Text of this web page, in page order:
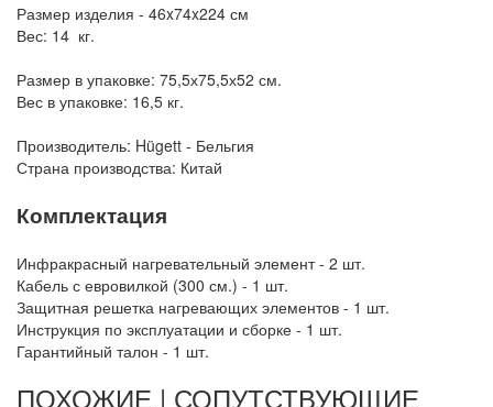
Размер изделия - 46x74x224 см
Вес: 14 кг.
Размер в упаковке: 75,5х75,5х52 см.
Вес в упаковке: 16,5 кг.
Производитель: Hügett - Бельгия
Страна производства: Китай
Комплектация
Инфракрасный нагревательный элемент - 2 шт.
Кабель с евровилкой (300 см.) - 1 шт.
Защитная решетка нагревающих элементов - 1 шт.
Инструкция по эксплуатации и сборке - 1 шт.
Гарантийный талон - 1 шт.
ПОХОЖИЕ | СОПУТСТВУЮЩИЕ